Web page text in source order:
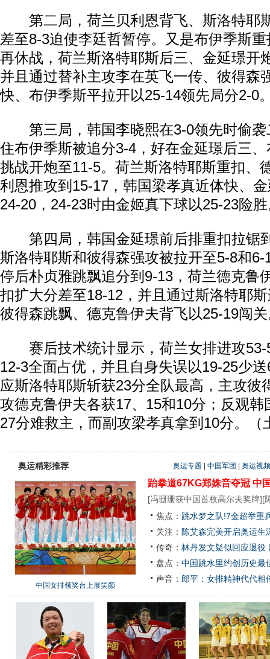
第二局，荷兰贝利恩背飞、斯洛特耶
差至8-3迫使李廷哲暂停。又是布伊季斯
再休战，荷兰斯洛特耶斯后三、金延璟开
并且通过替补主攻李在英飞一传、彼得森
快、布伊季斯平拉开以25-14领先局分2-0
第三局，韩国李晓熙在3-0领先时偷袭
住布伊季斯被追分3-4，好在金延璟后三
挑战开炮至11-5。荷兰斯洛特耶斯重扣、
利恩推攻到15-17，韩国梁孝真近体快、
24-20，24-23时由金姬真下球以25-23险
第四局，韩国金延璟前后排重扣拉锯
斯洛特耶斯和彼得森强攻被拉开至5-8和6-
停后朴贞雅跳飘追分到9-13，荷兰德克鲁
扣扩大分差至18-12，并且通过斯洛特耶
彼得森跳飘、德克鲁伊夫背飞以25-19闯
赛后技术统计显示，荷兰女排进攻53-
12-3全面占优，并且自身失误以19-25少
应斯洛特耶斯斩获23分全队最高，主攻彼
攻德克鲁伊夫各获17、15和10分；反观韩
27分难救主，而副攻梁孝真拿到10分。（
奥运精彩推荐 奥运专题 中国军团 奥运视频
中国女排领奖台上展笑颜
跆拳道67KG郑姝音夺冠 中
[冯珊珊获中国首枚高尔夫奖牌][
焦点： 跳水梦之队!7金超举重
关注： 陈艾森完美开启奥运
传奇： 林丹发文疑似回应退役
盘点： 中国跳水里约创历史最
声音： 郎平：女排精神代代相